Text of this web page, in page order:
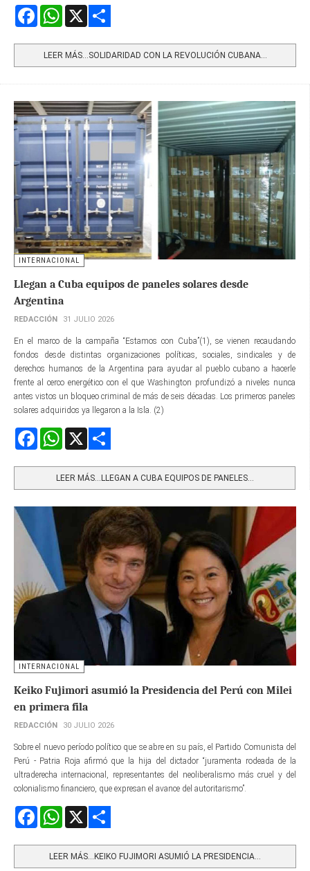
FacebookWhatsApp
LEER MÁS…SOLIDARIDAD CON LA REVOLUCIÓN CUBANA...
INTERNACIONAL
Llegan a Cuba equipos de paneles solares desde
Argentina
REDACCIÓN 31 JULIO 2026
En el marco de la campaña “Estamos con Cuba”(1), se vienen recaudando
fondos desde distintas organizaciones políticas, sociales, sindicales y de
derechos humanos de la Argentina para ayudar al pueblo cubano a hacerle
frente al cerco energético con el que Washington profundizó a niveles nunca
antes vistos un bloqueo criminal de más de seis décadas. Los primeros paneles
solares adquiridos ya llegaron a la Isla. (2)
FacebookWhatsApp
LEER MÁS…LLEGAN A CUBA EQUIPOS DE PANELES...
INTERNACIONAL
Keiko Fujimori asumió la Presidencia del Perú con Milei
en primera fila
REDACCIÓN 30 JULIO 2026
Sobre el nuevo período político que se abre en su país, el Partido Comunista del
Perú - Patria Roja afirmó que la hija del dictador “juramenta rodeada de la
ultraderecha internacional, representantes del neoliberalismo más cruel y del
colonialismo financiero, que expresan el avance del autoritarismo”.
FacebookWhatsApp
LEER MÁS…KEIKO FUJIMORI ASUMIÓ LA PRESIDENCIA...